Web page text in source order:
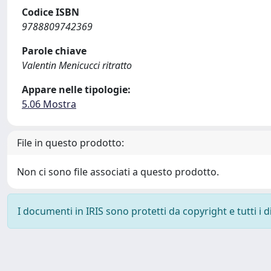
Codice ISBN
9788809742369
Parole chiave
Valentin Menicucci ritratto
Appare nelle tipologie:
5.06 Mostra
File in questo prodotto:
Non ci sono file associati a questo prodotto.
I documenti in IRIS sono protetti da copyright e tutti i